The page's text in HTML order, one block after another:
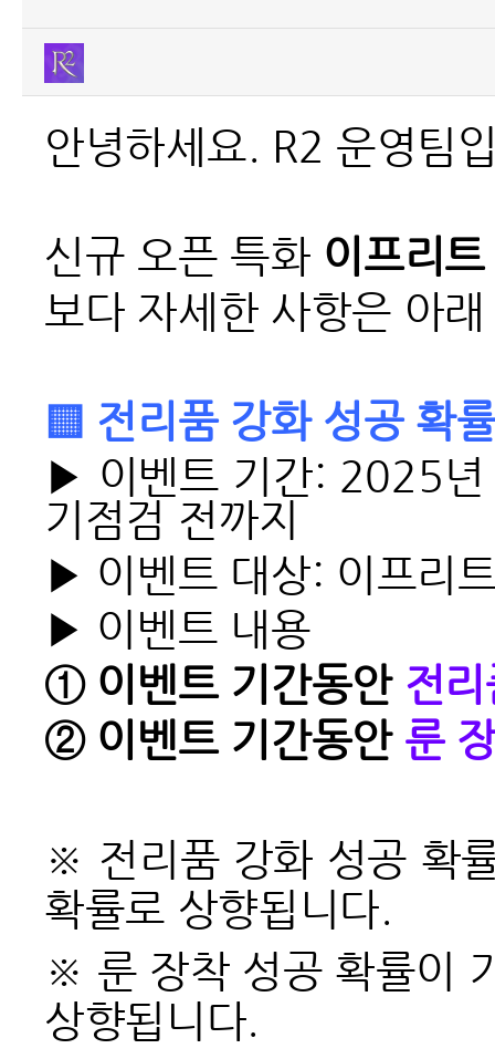
안녕하세요. R2 운영팀
신규 오픈 특화 이프리
보다 자세한 사항은 아
▒ 전리품 강화 성공 확
▶ 이벤트 기간: 2025
기점검 전까지
▶ 이벤트 대상: 이프리
▶ 이벤트 내용
① 이벤트 기간동안 전
② 이벤트 기간동안 룬
※ 전리품 강화 성공 확
확률로 상향됩니다.
※ 룬 장착 성공 확률이
상향됩니다.